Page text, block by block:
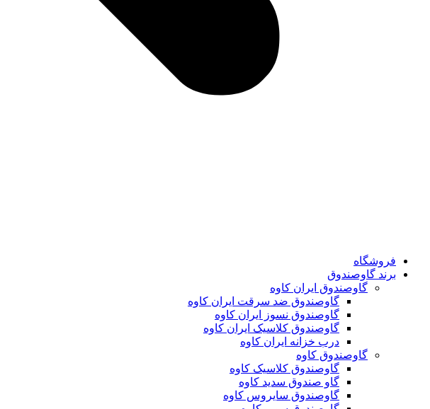
فروشگاه
برند گاوصندوق
گاوصندوق ایران کاوه
گاوصندوق ضد سرقت ایران کاوه
گاوصندوق نسوز ایران کاوه
گاوصندوق کلاسیک ایران کاوه
درب خزانه ایران کاوه
گاوصندوق کاوه
گاوصندوق کلاسیک کاوه
گاو صندوق سدید کاوه
گاوصندوق سایروس کاوه